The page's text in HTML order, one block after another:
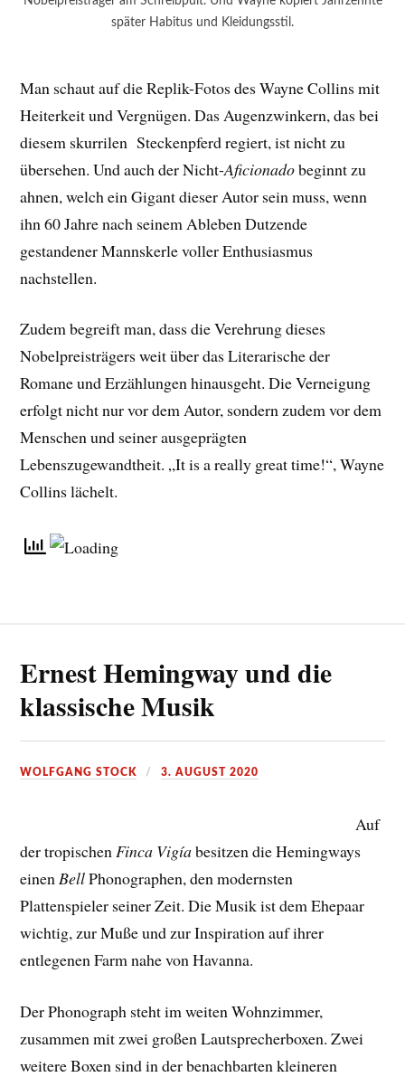
später Habitus und Kleidungsstil.
Man schaut auf die Replik-Fotos des Wayne Collins mit
Heiterkeit und Vergnügen. Das Augenzwinkern, das bei
diesem skurrilen Steckenpferd regiert, ist nicht zu
übersehen. Und auch der Nicht-Aficionadobeginnt zu
ahnen, welch ein Gigant dieser Autor sein muss, wenn
ihn 60 Jahre nach seinem Ableben Dutzende
gestandener Mannskerle voller Enthusiasmus
nachstellen.
Zudem begreift man, dass die Verehrung dieses
Nobelpreisträgers weit über das Literarische der
Romane und Erzählungen hinausgeht. Die Verneigung
erfolgt nicht nur vor dem Autor, sondern zudem vor dem
Menschen und seiner ausgeprägten
Lebenszugewandtheit. „It is a really great time!“, Wayne
Collins lächelt.
Ernest Hemingway und die
klassische Musik
WOLFGANG STOCK 3. AUGUST 2020
Auf
der tropischenFinca Vigíabesitzen die Hemingways
einenBellPhonographen, den modernsten
Plattenspieler seiner Zeit. Die Musik ist dem Ehepaar
wichtig, zur Muße und zur Inspiration auf ihrer
entlegenen Farm nahe von Havanna.
Der Phonograph steht im weiten Wohnzimmer,
zusammen mit zwei großen Lautsprecherboxen. Zwei
weitere Boxen sind in der benachbarten kleineren